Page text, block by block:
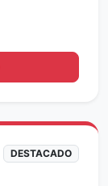
DESTACADO